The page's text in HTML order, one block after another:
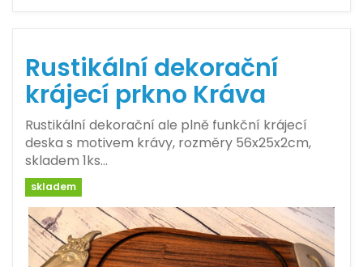
Rustikální dekorační
krájecí prkno Kráva
Rustikální dekorační ale plně funkční krájecí
deska s motivem krávy, rozměry 56x25x2cm,
skladem 1ks…
skladem